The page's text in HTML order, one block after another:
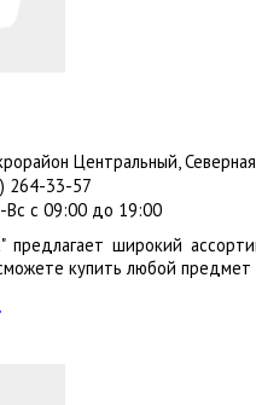
Центральный,
264-33-57
Вс с 09:00 до 19:00
предлагает широкий
купить любой предмет